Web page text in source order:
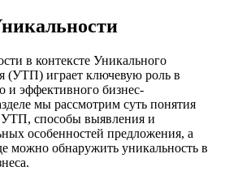
в контексте Уникального
(УТП) играет ключевую роль в
и эффективного бизнес-
мы рассмотрим суть понятия
УТП, способы выявления и
особенностей предложения, а
можно обнаружить уникальность в